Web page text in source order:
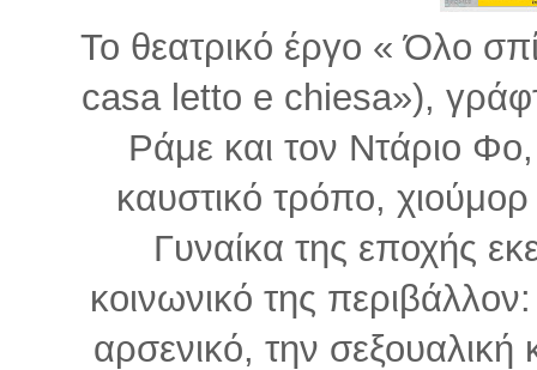
Το θεατρικό έργο « Όλο
casa letto e chiesa»),
Ράμε και τον Ντάριο
καυστικό τρόπο,
Γυναίκα της εποχής
κοινωνικό της
αρσενικό, την σεξουαλική